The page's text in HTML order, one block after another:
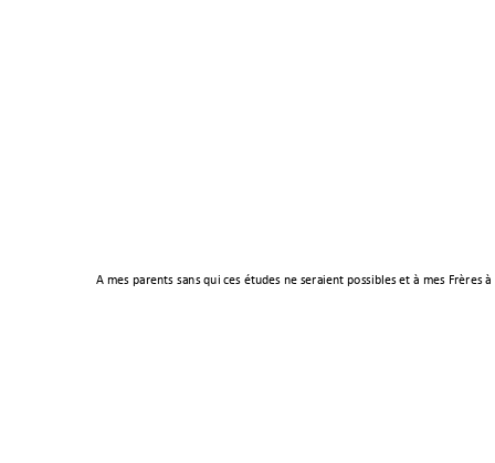
A mes parents sans qui ces études ne seraient possibles et à mes Frères